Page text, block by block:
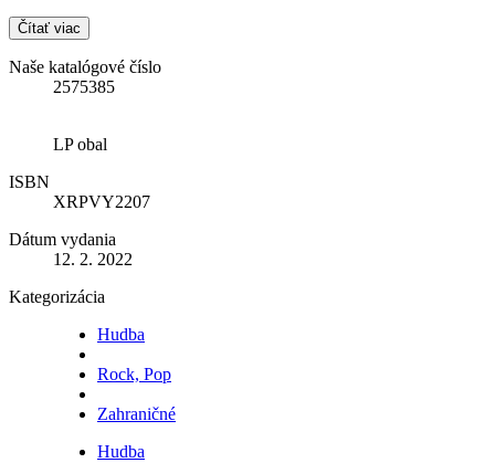
Čítať viac
Naše katalógové číslo
2575385
LP obal
ISBN
XRPVY2207
Dátum vydania
12. 2. 2022
Kategorizácia
Hudba
Rock, Pop
Zahraničné
Hudba